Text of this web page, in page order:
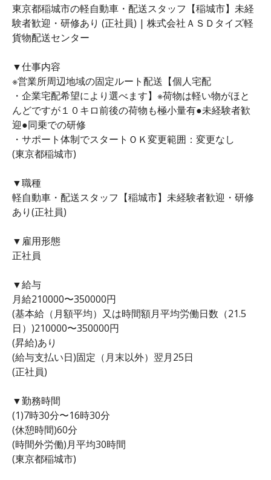
東京都稲城市の軽自動車・配送スタッフ【稲城市】未経
験者歓迎・研修あり (正社員) | 株式会社ＡＳＤタイズ軽
貨物配送センター
▼仕事内容
※営業所周辺地域の固定ルート配送【個人宅配
・企業宅配希望により選べます】※荷物は軽い物がほと
んどですが１０キロ前後の荷物も極小量有●未経験者歓
迎●同乗での研修
・サポート体制でスタートＯＫ変更範囲：変更なし
(東京都稲城市)
▼職種
軽自動車・配送スタッフ【稲城市】未経験者歓迎・研修
あり(正社員)
▼雇用形態
正社員
▼給与
月給210000〜350000円
(基本給（月額平均）又は時間額月平均労働日数（21.5
日）)210000〜350000円
(昇給)あり
(給与支払い日)固定（月末以外）翌月25日
(正社員)
▼勤務時間
(1)7時30分〜16時30分
(休憩時間)60分
(時間外労働)月平均30時間
(東京都稲城市)